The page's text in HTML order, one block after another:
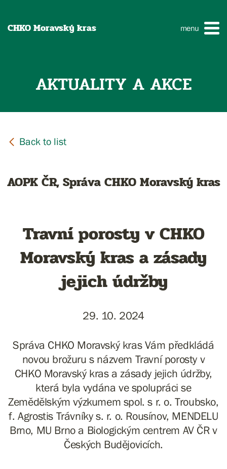
CHKO Moravský kras menu
AKTUALITY A AKCE
AOPK ČR, Správa CHKO Moravský kras
Travní porosty v CHKO
Moravský kras a zásady
jejich údržby
29. 10. 2024
Správa CHKO Moravský kras Vám předkládá
novou brožuru s názvem Travní porosty v
CHKO Moravský kras a zásady jejich údržby,
která byla vydána ve spolupráci se
Zemědělským výzkumem spol. s r. o. Troubsko,
f. Agrostis Trávníky s. r. o. Rousínov, MENDELU
Brno, MU Brno a Biologickým centrem AV ČR v
Českých Budějovicích.